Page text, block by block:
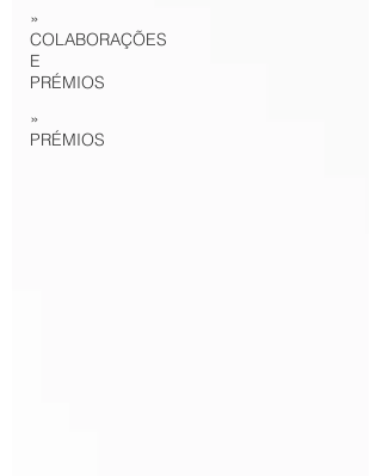
»
COLABORAÇÕES
E
PRÉMIOS
»
PRÉMIOS